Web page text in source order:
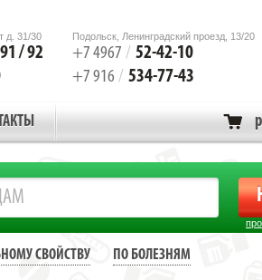
д. 31/30
/ 92
Подольск, Ленинградский проезд, 13/20
+7 4967 / 52-42-10
+7 916 / 534-77-43
СВОЙСТВУ ПО БОЛЕЗНЯМ